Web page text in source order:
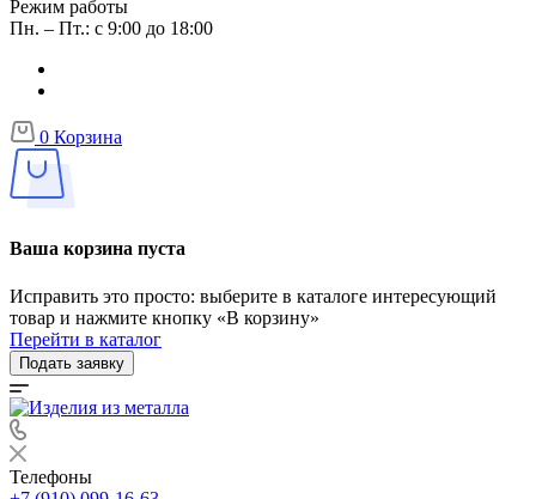
Режим работы
Пн. – Пт.: с 9:00 до 18:00
0 Корзина
Ваша корзина пуста
Исправить это просто: выберите в каталоге интересующий
товар и нажмите кнопку «В корзину»
Перейти в каталог
Подать заявку
Телефоны